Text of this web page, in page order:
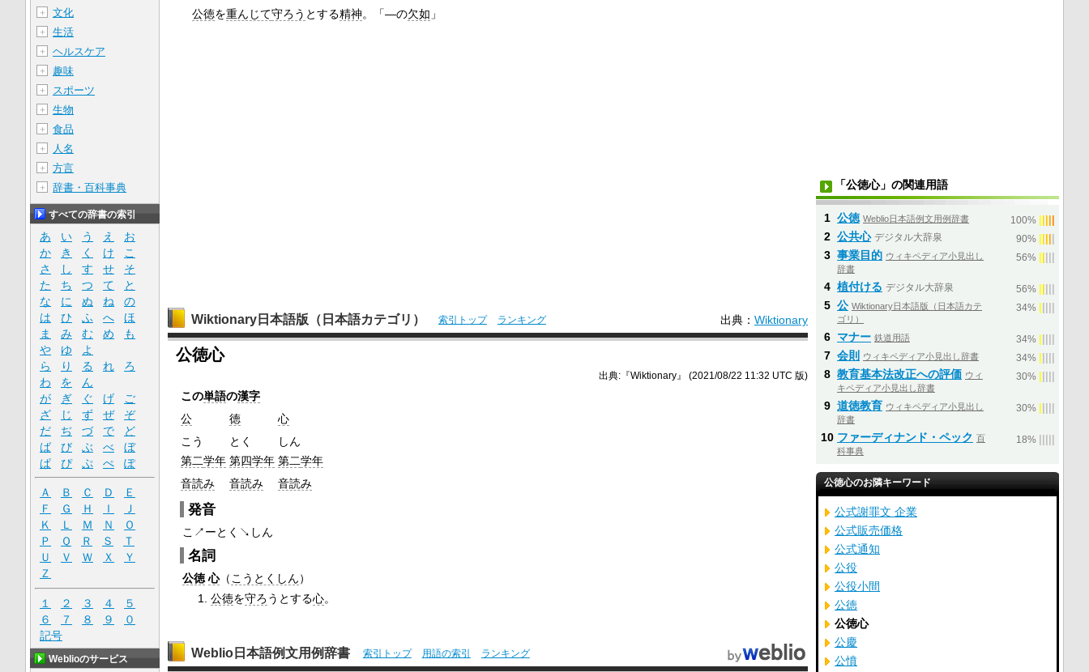
公徳を重んじて守ろう とする精神。「―の欠如 」
Wiktionary日本語版（日本語カテゴリ） 索引トップ ランキング 出典： Wiktionary
公徳心
出典:『Wiktionary』 (2021/08/22 11:32 UTC 版)
この単語の漢字
公
徳
心
こう
第二学年
とく
第四学年
しん
第二学年
音読み
音読み 音読み
発音
こ↗ーとく↘しん
名詞
公徳 心（こうとくしん）
公徳を守ろ うとする心。
Weblio日本語例文用例辞書 索引トップ 用語の索引 ランキング
＋ 文化
＋ 生活
＋ ヘルスケア
＋ 趣味
＋ スポーツ
＋ 生物
＋ 食品
＋ 人名
＋ 方言
＋ 辞書・百科事典
すべての辞書の索引
あ い う え
お
か
き く け
こ
さ
し す せ
そ
た
ち つ て
と
な
に ぬ ね
の
は
ひ ふ へ
ほ
ま
み む め
も
や
ゆ
よ
ら
り る れ
ろ
わ
を
ん
が
ぎ ぐ げ
ご
ざ
じ ず ぜ
ぞ
だ
ぢ づ で
ど
ば
び ぶ べ
ぼ
ぱ
ぴ ぷ ぺ ぽ
Ａ Ｂ Ｃ Ｄ
Ｅ
Ｆ
Ｇ Ｈ Ｉ
Ｊ
Ｋ
Ｌ Ｍ Ｎ
Ｏ
Ｐ
Ｑ Ｒ Ｓ
Ｔ
Ｕ
Ｖ Ｗ Ｘ
Ｙ
Ｚ
１ ２ ３ ４
５
６
７ ８ ９
０
記号
Weblioのサービス
「公徳心」の関連用語
1 公徳 Weblio日本語例文用例辞書 100%
2 公共心 デジタル大辞泉 90%
3 事業目的 ウィキペディア小見出し
辞書
56%
4 植付ける デジタル大辞泉 56%
5 公 Wiktionary日本語版（日本語カテ
ゴリ）
34%
6 マナー 鉄道用語 34%
7 会則 ウィキペディア小見出し辞書 34%
8 教育基本法改正への評価 ウィ
キペディア小見出し辞書
30%
9 道徳教育 ウィキペディア小見出し
辞書
30%
10 ファーディナンド・ペック 百
科事典
18%
公徳心のお隣キーワード
公式謝罪文 企業
公式販売価格
公式通知
公役
公役小間
公徳
公徳心
公慶
公憤